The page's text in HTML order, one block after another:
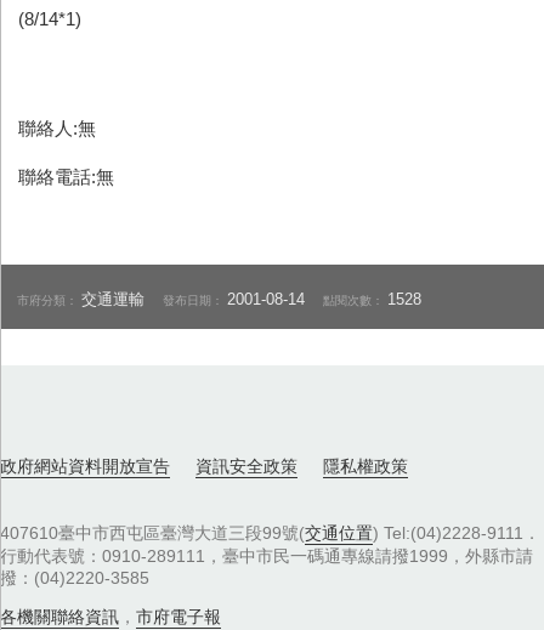
(8/14*1)
聯絡人:無
聯絡電話:無
市府分類：交通運輸 發布日期： 2001-08-14 點閱次數： 1528
政府網站資料開放宣告 資訊安全政策 隱私權政策
407610臺中市西屯區臺灣大道三段99號(交通位置) Tel:(04)2228-9111．
行動代表號：0910-289111，臺中市民一碼通專線請撥1999，外縣市請
撥：(04)2220-3585
各機關聯絡資訊 ， 市府電子報